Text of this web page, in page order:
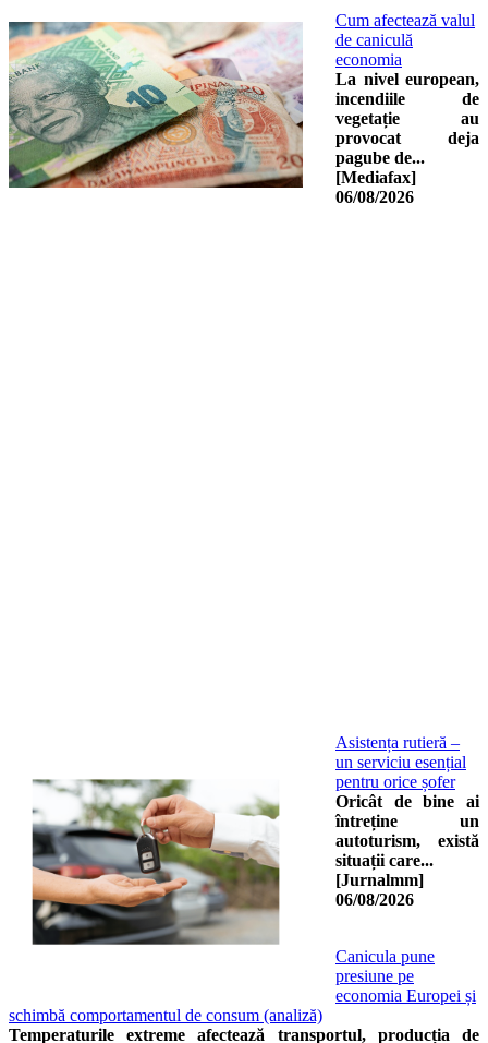
Cum afectează valul
de caniculă
economia
La nivel european,
incendiile de
vegetație au
provocat deja
pagube de...
[Mediafax]
06/08/2026
Asistența rutieră –
un serviciu esențial
pentru orice șofer
Oricât de bine ai
întreține un
autoturism, există
situații care...
[Jurnalmm]
06/08/2026
Canicula pune
presiune pe
economia Europei și
schimbă comportamentul de consum (analiză)
Temperaturile extreme afectează transportul, producția de